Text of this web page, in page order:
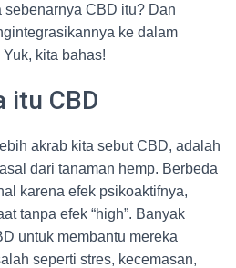
sebenarnya CBD itu? Dan
ke dalam
kita bahas!
itu CBD
akrab kita sebut CBD, adalah
dari tanaman hemp. Berbeda
karena efek psikoaktifnya,
tanpa efek “high”. Banyak
untuk membantu mereka
seperti stres, kecemasan,